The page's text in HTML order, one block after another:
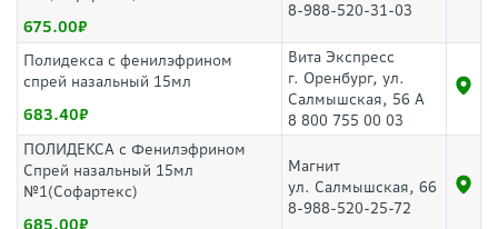
675.00
8-988-520-31-03
Полидекса с фенилэфрином
спрей назальный 15мл
683.40
Вита Экспресс
г. Оренбург, ул.
Салмышская, 56 А
8 800 755 00 03
ПОЛИДЕКСА с Фенилэфрином
Спрей назальный 15мл
№1(Софартекс)
685.00
Магнит
ул. Салмышская, 66
8-988-520-25-72